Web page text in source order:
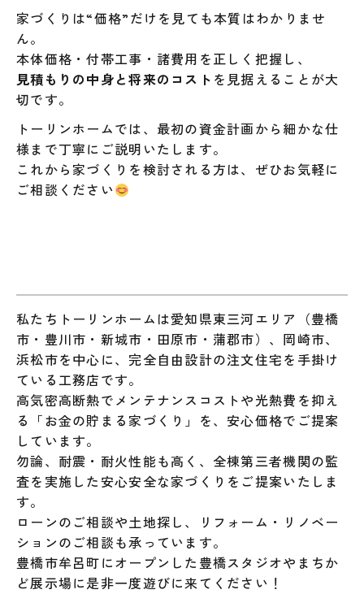
家づくりは“価格”だけを見ても本質はわかりませ
ん。
本体価格・付帯工事・諸費用を正しく把握し、
見積もりの中身と将来のコスト を見据えることが大
切です。
トーリンホームでは、最初の資金計画から細かな仕
様まで丁寧にご説明いたします。
これから家づくりを検討される方は、ぜひお気軽に
ご相談ください
私たちトーリンホームは愛知県東三河エリア（豊橋
市・豊川市・新城市・田原市・蒲郡市）、岡崎市、
浜松市を中心に、完全自由設計の注文住宅を手掛け
ている工務店です。
高気密高断熱でメンテナンスコストや光熱費を抑え
る「お金の貯まる家づくり」を、安心価格でご提案
しています。
勿論、耐震・耐火性能も高く、全棟第三者機関の監
査を実施した安心安全な家づくりをご提案いたしま
す。
ローンのご相談や土地探し、リフォーム・リノベー
ションのご相談も承っています。
豊橋市牟呂町にオープンした豊橋スタジオやまちか
ど展示場に是非一度遊びに来てください！